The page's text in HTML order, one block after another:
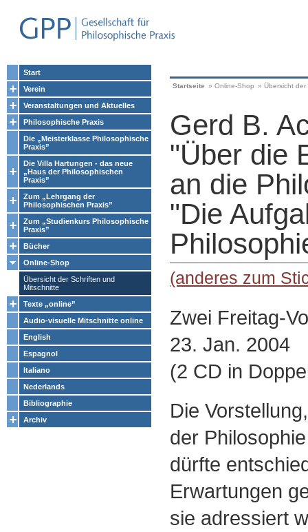
Start
Verein
Veranstaltungen und Aktuelles
Philosophische Praxis
Die „Meisterklasse Philosophische
Praxis”
Die Villa Hartungen - das neue
„Haus der Philosophischen
Praxis”
Zum „Lehrgang der
Philosophischen Praxis”
Zum „Studienkurs Philosophische
Praxis”
Bücher
Online-Shop
Übersicht der Schriften und
Mitschnitte
Texte „online”
Audio-visuelle Mitschnitte online
English
Espagnol
Italiano
Nederlands
Bibliographie
Archiv
Startseite » Online-Shop » Übersicht
Gerd B.
"Über die
an die
"Die
(anderes zum
Zwei Freitag-
23. Jan. 2004
(2 CD in
Die
der
dürfte
Erwartungen
sie adressiert